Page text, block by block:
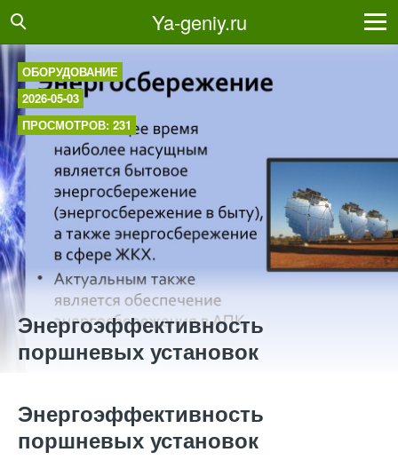
Ya-geniy.ru
ОБОРУДОВАНИЕ
2026-05-03
ПРОСМОТРОВ: 231
Энергоэффективность
поршневых установок
Энергоэффективность
поршневых установок